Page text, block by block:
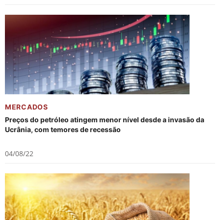
MERCADOS
Preços do petróleo atingem menor nível desde a invasão da
Ucrânia, com temores de recessão
04/08/22